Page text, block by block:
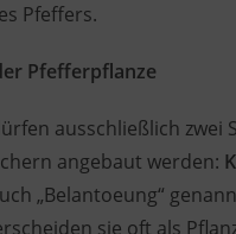
Pfeffers.
Pfefferpflanze
ausschließlich zwei
angebaut werden:
„Belantoeung“
sie oft als